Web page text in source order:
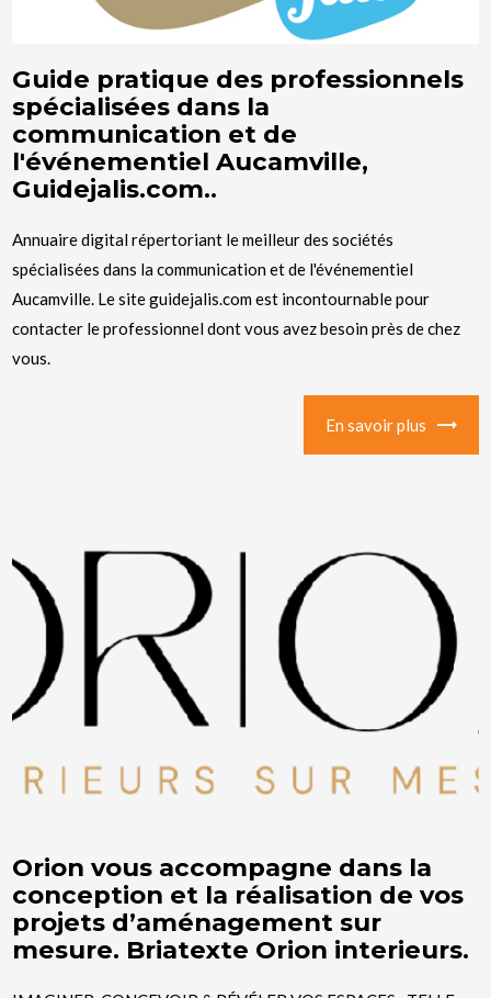
Guide pratique des professionnels
spécialisées dans la
communication et de
l'événementiel Aucamville,
Guidejalis.com..
Annuaire digital répertoriant le meilleur des sociétés
spécialisées dans la communication et de l'événementiel
Aucamville. Le site guidejalis.com est incontournable pour
contacter le professionnel dont vous avez besoin près de chez
vous.
En savoir plus
Orion vous accompagne dans la
conception et la réalisation de vos
projets d’aménagement sur
mesure. Briatexte Orion interieurs.